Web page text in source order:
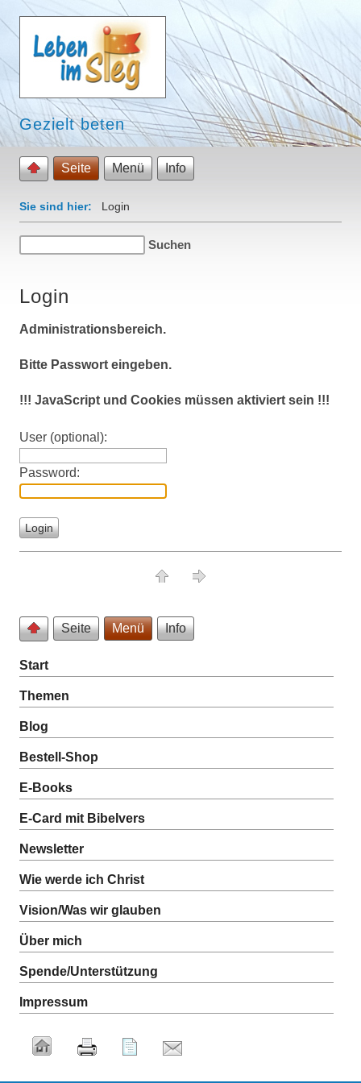
Gezielt beten
Seite Menü Info
Sie sind hier: Login
Login
Administrationsbereich.
Bitte Passwort eingeben.
!!! JavaScript und Cookies müssen aktiviert sein !!!
User (optional):
Password:
Seite Menü Info
Start
Themen
Blog
Bestell-Shop
E-Books
E-Card mit Bibelvers
Newsletter
Wie werde ich Christ
Vision/Was wir glauben
Über mich
Spende/Unterstützung
Impressum